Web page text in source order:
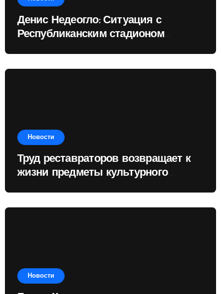
Денис Недеогло: Ситуация с
Республиканским стадионом
Новости
Труд реставраторов возвращает к
жизни предметы культурного
Новости